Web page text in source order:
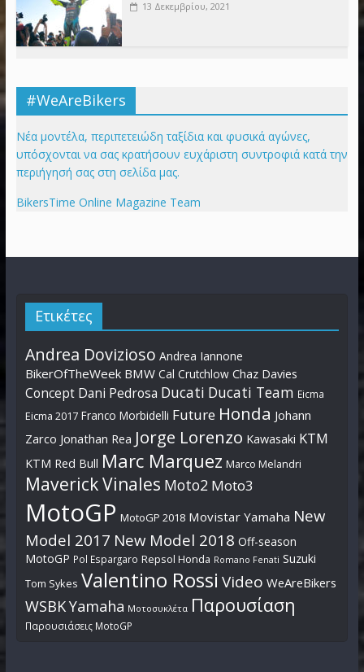
13 Δεκεμβρίου, 2021
#WeAreBikers
Νέα μοντέλα, περιπετειώδη ταξίδια και φυσικά αγώνες,
υπόσχονται να σας κρατήσουν ευχάριστη συντροφιά κατά την
περιήγησή σας στη σελίδα μας.
BikersTime Online Magazine Team
Ετικέτες
Andrea Dovizioso Andrea Iannone
BikerOfTheWeek BMW Cal Crutchlow Chaz Davies
Concept Dani Pedrosa Ducati Ducati Team Eicma
Eicma 2017 Franco Morbidelli Future Honda Johann
Zarco Jonathan Rea Jorge Lorenzo Kawasaki KTM
KTM Red Bull Marc Marquez Marco Melandri
Maverick Vinales Moto2 Moto3
MotoGP MotoGP 2018 Movistar Yamaha New
Model 2017 New Model 2018 Off-season
MotoGP Pol Espargaro Repsol Honda Romano Fenati Suzuki
Tom Sykes Valentino Rossi Video WeAreBikers
WSBKYamaha Μοτοσυκλέτα Παρουσίαση
Παρουσιάσεις MotoGP